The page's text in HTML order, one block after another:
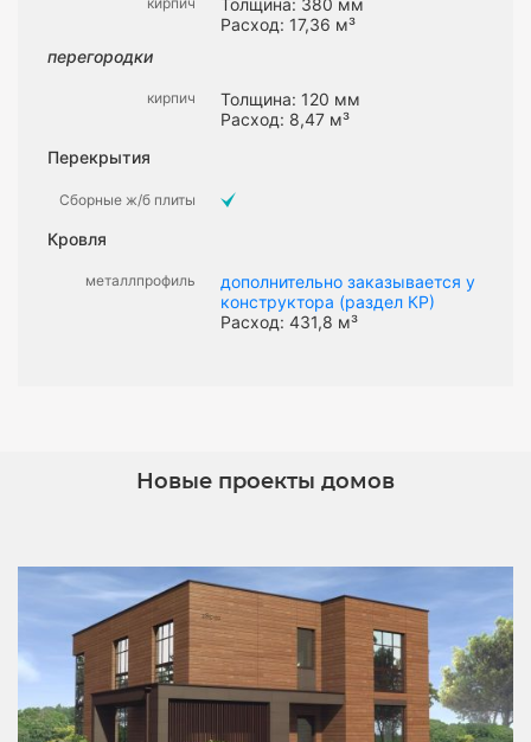
Расход: 17,36 м³
перегородки
кирпич
Толщина: 120 мм
Расход: 8,47 м³
Перекрытия
Сборные ж/б плиты
Кровля
металлпрофиль
дополнительно заказывается у
конструктора (раздел КР)
Расход: 431,8 м³
Новые проекты домов